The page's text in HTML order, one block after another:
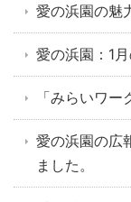
愛の浜園の魅
愛の浜園：1
「みらいワ
愛の浜園の広
ました。